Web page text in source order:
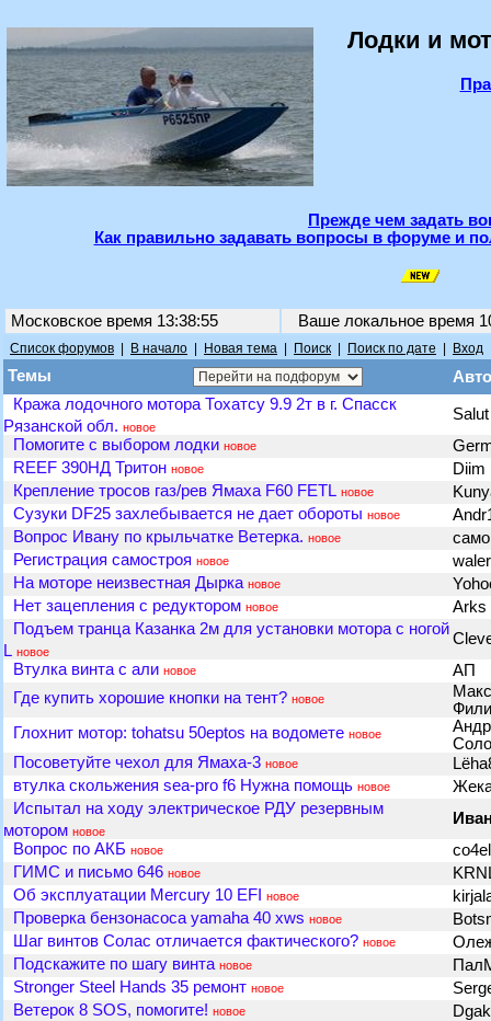
Лодки и
Прежде чем задать
Как правильно задавать вопросы в форуме и
Московское время 13:38:55 Ваше локальное время
Список форумов В начало Новая тема Поиск Поиск по дате Вход
Темы
Кража лодочного мотора Тохатсу 9.9 2т в г. Спасск
Рязанской обл. новое
Помогите с выбором лодки новое
REEF 390НД Тритон новое
Diim
Крепление тросов газ/рев Ямаха F60 FETL новое
Сузуки DF25 захлебывается не дает обороты новое
Вопрос Ивану по крыльчатке Ветерка. новое
Регистрация самостроя новое
На моторе неизвестная Дырка новое
Нет зацепления с редуктором новое
Arks
Подъем транца Казанка 2м для установки мотора с ногой
L новое
Втулка винта с али новое
АП
Где купить хорошие кнопки на тент? новое
Глохнит мотор: tohatsu 50eptos на водомете новое
Посоветуйте чехол для Ямаха-3 новое
втулка скольжения sea-pro f6 Нужна помощь новое
Испытал на ходу электрическое РДУ резервным
мотором новое
Вопрос по АКБ новое
ГИМС и письмо 646 новое
Об эксплуатации Mercury 10 EFI
новое
Проверка бензонасоса yamaha 40 xws новое
Шаг винтов Солас отличается фактического? новое
Подскажите по шагу винта новое
Stronger Steel Hands 35 ремонт новое
Ветерок 8 SOS, помогите! новое